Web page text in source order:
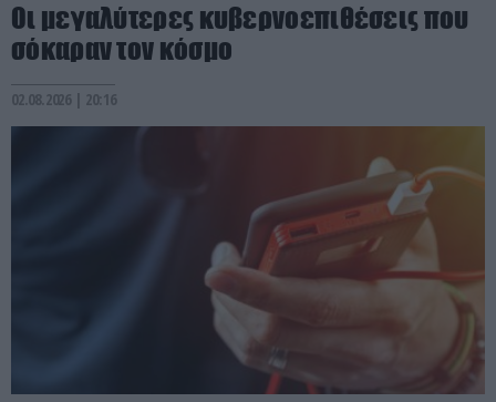
Οι μεγαλύτερες κυβερνοεπιθέσεις που
σόκαραν τον κόσμο
02.08.2026 | 20:16